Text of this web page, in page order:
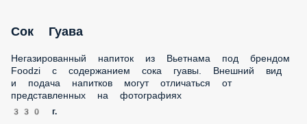
с содержанием сока гуавы. Внешний вид и подача
напитков могут отличаться от представленных на
фотографиях
330 г.